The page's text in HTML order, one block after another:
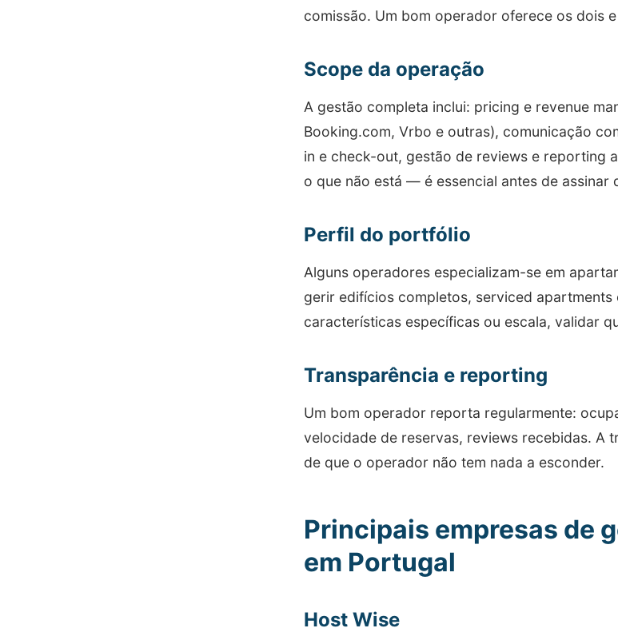
comissão. Um bom operador oferece os dois
Scope da operação
A gestão completa inclui: pricing e revenue
Booking.com, Vrbo e outras), comunicação
in e check-out, gestão de reviews e
o que não está — é essencial antes de assinar
Perfil do portfólio
Alguns operadores especializam-se em
gerir edifícios completos, serviced
características específicas ou escala, validar
Transparência e reporting
Um bom operador reporta regularmente:
velocidade de reservas, reviews recebidas. A
de que o operador não tem nada a esconder.
Principais empresas de
em Portugal
Host Wise